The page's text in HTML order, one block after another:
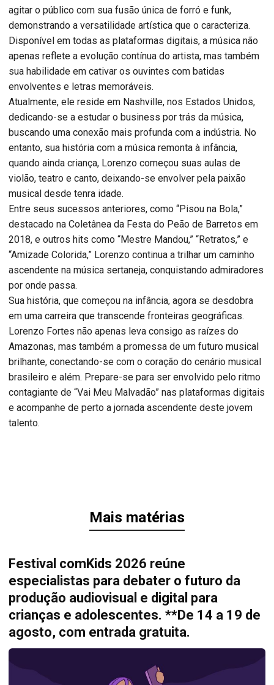
agitar o público com sua fusão única de forró e funk,
demonstrando a versatilidade artística que o caracteriza.
Disponível em todas as plataformas digitais, a música não
apenas reflete a evolução contínua do artista, mas também
sua habilidade em cativar os ouvintes com batidas
envolventes e letras memoráveis.
Atualmente, ele reside em Nashville, nos Estados Unidos,
dedicando-se a estudar o business por trás da música,
buscando uma conexão mais profunda com a indústria. No
entanto, sua história com a música remonta à infância,
quando ainda criança, Lorenzo começou suas aulas de
violão, teatro e canto, deixando-se envolver pela paixão
musical desde tenra idade.
Entre seus sucessos anteriores, como “Pisou na Bola,”
destacado na Coletânea da Festa do Peão de Barretos em
2018, e outros hits como “Mestre Mandou,” “Retratos,” e
“Amizade Colorida,” Lorenzo continua a trilhar um caminho
ascendente na música sertaneja, conquistando admiradores
por onde passa.
Sua história, que começou na infância, agora se desdobra
em uma carreira que transcende fronteiras geográficas.
Lorenzo Fortes não apenas leva consigo as raízes do
Amazonas, mas também a promessa de um futuro musical
brilhante, conectando-se com o coração do cenário musical
brasileiro e além. Prepare-se para ser envolvido pelo ritmo
contagiante de “Vai Meu Malvadão” nas plataformas digitais
e acompanhe de perto a jornada ascendente deste jovem
talento.
Mais matérias
Festival comKids 2026 reúne
especialistas para debater o futuro da
produção audiovisual e digital para
crianças e adolescentes. **De 14 a 19 de
agosto, com entrada gratuita.